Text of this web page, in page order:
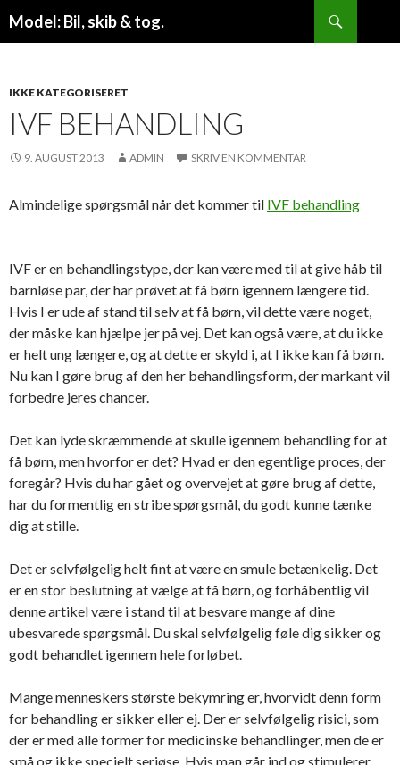
Model: Bil, skib & tog.
IKKE KATEGORISERET
IVF BEHANDLING
9. AUGUST 2013 ADMIN SKRIV EN KOMMENTAR
Almindelige spørgsmål når det kommer til IVF behandling
IVF er en behandlingstype, der kan være med til at give håb til
barnløse par, der har prøvet at få børn igennem længere tid.
Hvis I er ude af stand til selv at få børn, vil dette være noget,
der måske kan hjælpe jer på vej. Det kan også være, at du ikke
er helt ung længere, og at dette er skyld i, at I ikke kan få børn.
Nu kan I gøre brug af den her behandlingsform, der markant vil
forbedre jeres chancer.
Det kan lyde skræmmende at skulle igennem behandling for at
få børn, men hvorfor er det? Hvad er den egentlige proces, der
foregår? Hvis du har gået og overvejet at gøre brug af dette,
har du formentlig en stribe spørgsmål, du godt kunne tænke
dig at stille.
Det er selvfølgelig helt fint at være en smule betænkelig. Det
er en stor beslutning at vælge at få børn, og forhåbentlig vil
denne artikel være i stand til at besvare mange af dine
ubesvarede spørgsmål. Du skal selvfølgelig føle dig sikker og
godt behandlet igennem hele forløbet.
Mange menneskers største bekymring er, hvorvidt denn form
for behandling er sikker eller ej. Der er selvfølgelig risici, som
der er med alle former for medicinske behandlinger, men de er
små og ikke specielt seriøse. Hvis man går ind og stimulerer